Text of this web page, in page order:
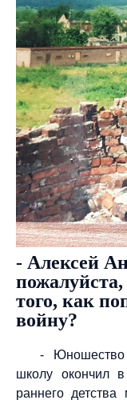
- Алексей
того, как
войну?
-
школу окончил
раннего